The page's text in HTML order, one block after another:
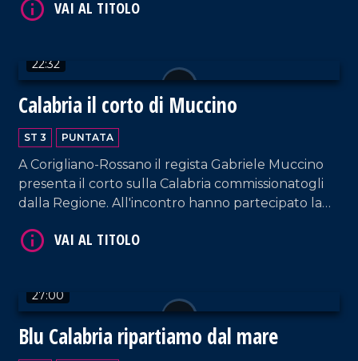
22:32
Calabria il corto di Muccino
ST 3 PUNTATA
A Corigliano-Rossano il regista Gabriele Muccino
presenta il corto sulla Calabria commissionatogli
dalla Regione. All'incontro hanno partecipato la
protagonisti del corto, Raoul Bova e la moglie
27:00
Blu Calabria ripartiamo dal mare
VAI AL TITOLO
VAI AL TITOLO